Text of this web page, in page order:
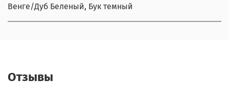
Венге/Дуб Беленый, Бук темный
Отзывы